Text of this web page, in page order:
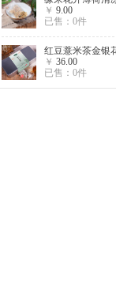
￥ 9.00
已售：0件
￥ 36.00
已售：0件